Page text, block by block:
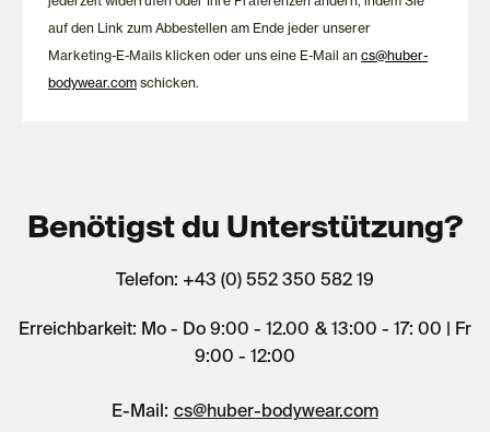
auf den Link zum Abbestellen am Ende jeder unserer
Marketing-E-Mails klicken oder uns eine E-Mail ancs@huber-
bodywear.com schicken.
Benötigst du Unterstützung?
Telefon: +43 (0) 552 350 582 19
Erreichbarkeit: Mo - Do 9:00 - 12.00 & 13:00 - 17: 00 | Fr
9:00 - 12:00
E-Mail: cs@huber-bodywear.com